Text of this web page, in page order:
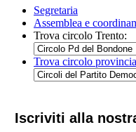
Segretaria
Assemblea e
Trova circolo Trento:
Trova circolo
Iscriviti alla